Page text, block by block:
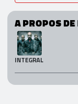
A PROPOS DE
INTEGRAL